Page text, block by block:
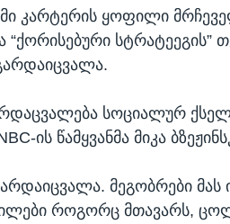
კარტერის ყოფილი
“ქორისებური სტრატეეგის”
სოციალურ
ის წამყვანმა მიკა
მეგობრები
როგორც მთავარს,